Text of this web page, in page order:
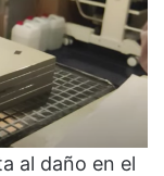
al daño en el